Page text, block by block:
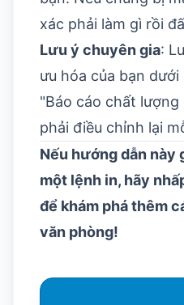
xác phải làm gì rồi
Lưu ý chuyên gia:
ưu hóa của bạn
"Báo cáo chất
phải điều chỉnh lại
Nếu hướng dẫn này
một lệnh in, hãy
để khám phá thêm
văn phòng!